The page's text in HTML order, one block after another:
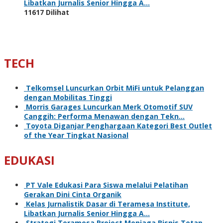
Libatkan Jurnalis Senior Hingga A…
11617 Dilihat
TECH
Telkomsel Luncurkan Orbit MiFi untuk Pelanggan
dengan Mobilitas Tinggi
Morris Garages Luncurkan Merk Otomotif SUV
Canggih: Performa Menawan dengan Tekn…
Toyota Diganjar Penghargaan Kategori Best Outlet
of the Year Tingkat Nasional
EDUKASI
PT Vale Edukasi Para Siswa melalui Pelatihan
Gerakan Dini Cinta Organik
Kelas Jurnalistik Dasar di Teramesa Institute,
Libatkan Jurnalis Senior Hingga A…